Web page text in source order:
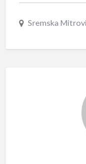
Sremska